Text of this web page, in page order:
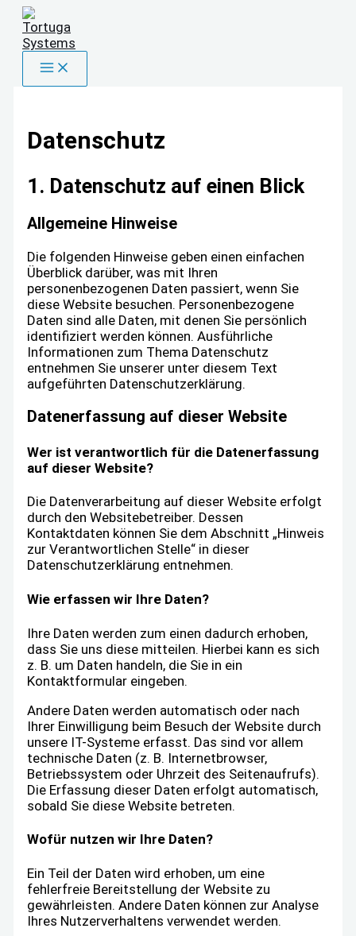
Zum
Inhalt
springen
Datenschutz
1. Datenschutz auf einen Blick
Allgemeine Hinweise
Die folgenden Hinweise geben einen einfachen
Überblick darüber, was mit Ihren
personenbezogenen Daten passiert, wenn Sie
diese Website besuchen. Personenbezogene
Daten sind alle Daten, mit denen Sie persönlich
identifiziert werden können. Ausführliche
Informationen zum Thema Datenschutz
entnehmen Sie unserer unter diesem Text
aufgeführten Datenschutzerklärung.
Datenerfassung auf dieser Website
Wer ist verantwortlich für die Datenerfassung
auf dieser Website?
Die Datenverarbeitung auf dieser Website erfolgt
durch den Websitebetreiber. Dessen
Kontaktdaten können Sie dem Abschnitt „Hinweis
zur Verantwortlichen Stelle“ in dieser
Datenschutzerklärung entnehmen.
Wie erfassen wir Ihre Daten?
Ihre Daten werden zum einen dadurch erhoben,
dass Sie uns diese mitteilen. Hierbei kann es sich
z. B. um Daten handeln, die Sie in ein
Kontaktformular eingeben.
Andere Daten werden automatisch oder nach
Ihrer Einwilligung beim Besuch der Website durch
unsere IT-Systeme erfasst. Das sind vor allem
technische Daten (z. B. Internetbrowser,
Betriebssystem oder Uhrzeit des Seitenaufrufs).
Die Erfassung dieser Daten erfolgt automatisch,
sobald Sie diese Website betreten.
Wofür nutzen wir Ihre Daten?
Ein Teil der Daten wird erhoben, um eine
fehlerfreie Bereitstellung der Website zu
gewährleisten. Andere Daten können zur Analyse
Ihres Nutzerverhaltens verwendet werden.